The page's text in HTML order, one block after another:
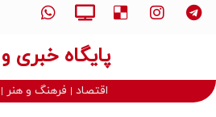
پایگاه خبری
اقتصاد فرهنگ و هنر